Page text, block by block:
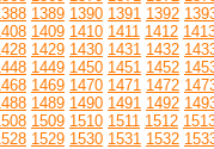
1389 1390 1391 1392
1409 1410 1411 1412
1429 1430 1431 1432
1449 1450 1451 1452
1469 1470 1471 1472
1489 1490 1491 1492
1509 1510 1511 1512
1529 1530 1531 1532